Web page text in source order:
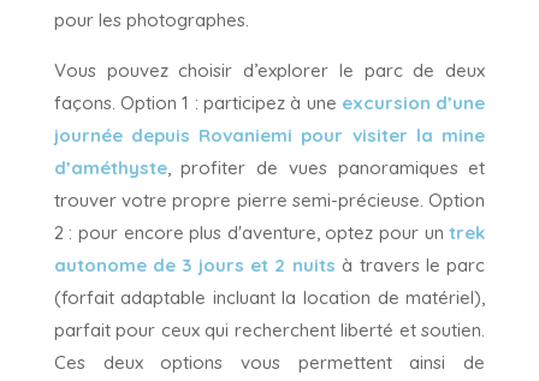
pour les photographes.
Vous pouvez choisir d’explorer le parc de deux
façons. Option 1 : participez à une excursion d’une
journée depuis Rovaniemi pour visiter la mine
d’améthyste, profiter de vues panoramiques et
trouver votre propre pierre semi-précieuse. Option
2 : pour encore plus d'aventure, optez pour untrek
autonome de 3 jours et 2 nuits à travers le parc
(forfait adaptable incluant la location de matériel),
parfait pour ceux qui recherchent liberté et soutien.
Ces deux options vous permettent ainsi de